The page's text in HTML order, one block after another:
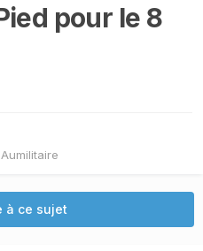
pour le 8
à ce sujet